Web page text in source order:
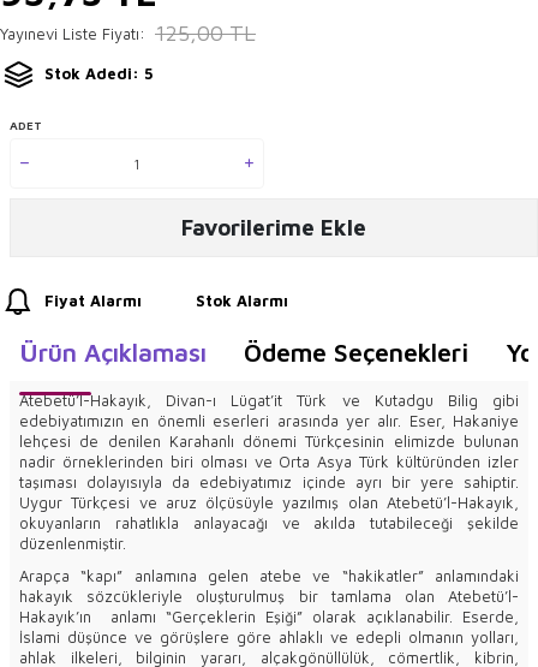
Yayınevi Liste Fiyatı: 125,00TL
Stok Adedi: 5
ADET
Favorilerime Ekle
Fiyat Alarmı Stok Alarmı
Ürün Açıklaması Ödeme Seçenekleri
Atebetü’l-Hakayık, Divan-ı Lügat’it Türk ve Kutadgu Bilig gibi
edebiyatımızın en önemli eserleri arasında yer alır. Eser, Hakaniye
lehçesi de denilen Karahanlı dönemi Türkçesinin elimizde bulunan
nadir örneklerinden biri olması ve Orta Asya Türk kültüründen izler
taşıması dolayısıyla da edebiyatımız içinde ayrı bir yere sahiptir.
Uygur Türkçesi ve aruz ölçüsüyle yazılmış olan Atebetü’l-Hakayık,
okuyanların rahatlıkla anlayacağı ve akılda tutabileceği şekilde
düzenlenmiştir.
Arapça “kapı” anlamına gelen atebe ve “hakikatler” anlamındaki
hakayık sözcükleriyle oluşturulmuş bir tamlama olan Atebetü’l-
Hakayık’ın anlamı “Gerçeklerin Eşiği” olarak açıklanabilir. Eserde,
İslami düşünce ve görüşlere göre ahlaklı ve edepli olmanın yolları,
ahlak ilkeleri, bilginin yararı, alçakgönüllülük, cömertlik, kibrin,